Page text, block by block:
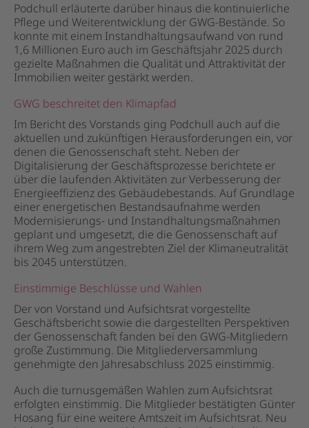
Podchull erläuterte darüber hinaus die kontinuierliche
Pflege und Weiterentwicklung der GWG-Bestände. So
konnte mit einem Instandhaltungsaufwand von rund
1,6 Millionen Euro auch im Geschäftsjahr 2025 durch
gezielte Maßnahmen die Qualität und Attraktivität der
Immobilien weiter gestärkt werden.
GWG beschreitet den Klimapfad
Im Bericht des Vorstands ging Podchull auch auf die
aktuellen und zukünftigen Herausforderungen ein, vor
denen die Genossenschaft steht. Neben der
Digitalisierung der Geschäftsprozesse berichtete er
über die laufenden Aktivitäten zur Verbesserung der
Energieeffizienz des Gebäudebestands. Auf Grundlage
einer energetischen Bestandsaufnahme werden
Modernisierungs- und Instandhaltungsmaßnahmen
geplant und umgesetzt, die die Genossenschaft auf
ihrem Weg zum angestrebten Ziel der Klimaneutralität
bis 2045 unterstützen.
Einstimmige Beschlüsse und Wahlen
Der von Vorstand und Aufsichtsrat vorgestellte
Geschäftsbericht sowie die dargestellten Perspektiven
der Genossenschaft fanden bei den GWG-Mitgliedern
große Zustimmung. Die Mitgliederversammlung
genehmigte den Jahresabschluss 2025 einstimmig.
Auch die turnusgemäßen Wahlen zum Aufsichtsrat
erfolgten einstimmig. Die Mitglieder bestätigten Günter
Hosang für eine weitere Amtszeit im Aufsichtsrat. Neu